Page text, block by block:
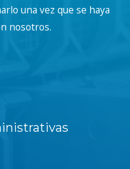
una vez que se haya
nosotros.